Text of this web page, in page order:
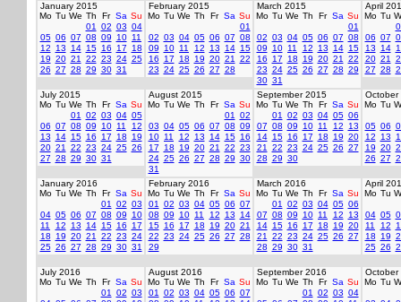
January 2015
Mo Tu We Th Fr Sa Su
01
02 03 04
05 06 07 08 09 10 11
12
13 14 15 16 17
18
19 20 21 22 23 24 25
26 27 28 29 30 31
February 2015
Mo Tu We Th Fr Sa Su
01
02 03 04 05 06 07 08
09
10 11 12 13 14 15
16
17 18 19 20 21
22
23 24 25 26 27 28
March 2015
Mo Tu We Th Fr Sa Su
01
02 03 04 05 06 07 08
09
10 11 12 13 14 15
16
17 18 19 20 21
22
23 24 25 26 27 28 29
30 31
April
Mo Tu
06 07
13
14
20 21
27 28
July 2015
Mo Tu We Th Fr Sa Su
01
02 03 04 05
06 07 08 09 10 11
12
13
14 15 16 17 18
19
20 21 22 23 24 25 26
27 28 29 30 31
August 2015
Mo Tu We Th Fr Sa Su
01
02
03 04 05 06 07 08 09
10 11 12 13 14 15 16
17
18 19 20 21 22 23
24 25 26 27 28 29 30
31
September 2015
Mo Tu We Th Fr Sa Su
01
02 03 04 05 06
07 08 09 10 11 12
13
14 15 16 17 18 19 20
21
22 23 24 25 26 27
28 29 30
October
Mo Tu
05 06
12
13
19 20
26 27
January 2016
Mo Tu We Th Fr Sa Su
01
02 03
04 05 06 07 08 09
10
11
12 13 14 15 16
17
18
19 20 21 22 23 24
25 26 27 28 29 30 31
February 2016
Mo Tu We Th Fr Sa Su
01
02 03 04 05 06 07
08 09 10 11 12 13
14
15 16 17 18 19 20 21
22 23 24 25 26 27 28
29
March 2016
Mo Tu We Th Fr Sa Su
01
02 03 04 05 06
07 08 09 10 11 12
13
14 15 16 17 18 19 20
21
22 23 24 25 26 27
28 29 30 31
April
Mo Tu
04 05
11
12
18
19
25 26
July 2016
Mo Tu We Th Fr Sa Su
01
02 03
August 2016
Mo Tu We Th Fr Sa Su
01
02 03 04 05 06 07
September 2016
Mo Tu We Th Fr Sa Su
01
02 03 04
October
Mo Tu